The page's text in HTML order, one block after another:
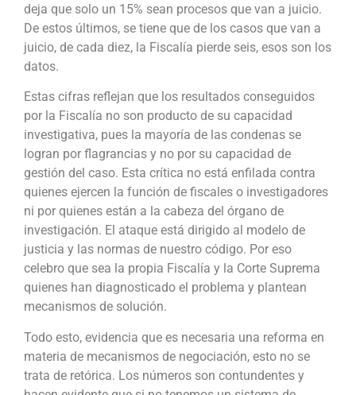
deja que solo un 15% sean procesos que van a juicio.
De estos últimos, se tiene que de los casos que van a
juicio, de cada diez, la Fiscalía pierde seis, esos son los
datos.
Estas cifras reflejan que los resultados conseguidos
por la Fiscalía no son producto de su capacidad
investigativa, pues la mayoría de las condenas se
logran por flagrancias y no por su capacidad de
gestión del caso. Esta crítica no está enfilada contra
quienes ejercen la función de fiscales o investigadores
ni por quienes están a la cabeza del órgano de
investigación. El ataque está dirigido al modelo de
justicia y las normas de nuestro código. Por eso
celebro que sea la propia Fiscalía y la Corte Suprema
quienes han diagnosticado el problema y plantean
mecanismos de solución.
Todo esto, evidencia que es necesaria una reforma en
materia de mecanismos de negociación, esto no se
trata de retórica. Los números son contundentes y